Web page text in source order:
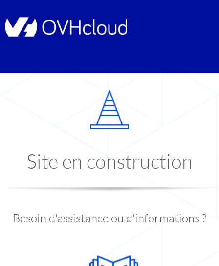
Site en construction
Besoin d'assistance ou d'informations ?